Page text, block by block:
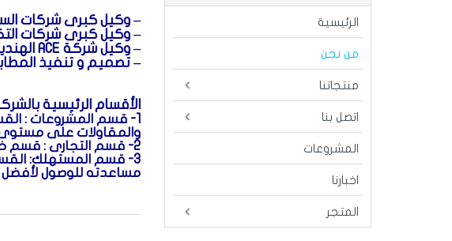
– وكيل كبرى شركات
– وكيل كبرى شركات
– وكيل شركة ACE الهندية للرافعات المتحركة.
– تصميم و تنفيذ
الأقسام الرئيسية
1- قسم المشروعات :
والمقاولات على
2- قسم التجارى :
قسم
3- قسم المستهلك:
مساعدته للوصول لأفضل
الرئيسية
من نحن
منتجاتنا
اتصل بنا
المشروعات
اخبارنا
المتجر